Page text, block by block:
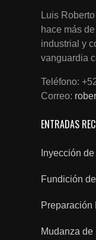
Luis
hace más
industrial y
vanguardia
Teléfono:
Correo:
ENTRADAS
Inyección
Fundición
Preparación
Mudanza